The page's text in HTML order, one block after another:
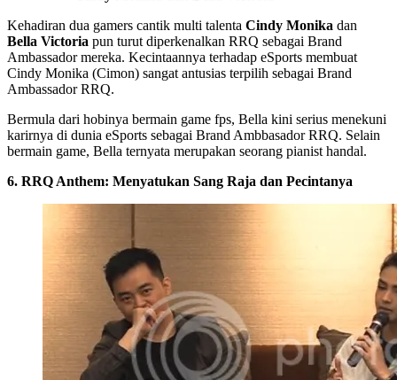
Kehadiran dua gamers cantik multi talenta Cindy Monika dan
Bella Victoria pun turut diperkenalkan RRQ sebagai Brand
Ambassador mereka. Kecintaannya terhadap eSports membuat
Cindy Monika (Cimon) sangat antusias terpilih sebagai Brand
Ambassador RRQ.
Bermula dari hobinya bermain game fps, Bella kini serius menekuni
karirnya di dunia eSports sebagai Brand Ambbasador RRQ. Selain
bermain game, Bella ternyata merupakan seorang pianist handal.
6. RRQ Anthem: Menyatukan Sang Raja dan Pecintanya